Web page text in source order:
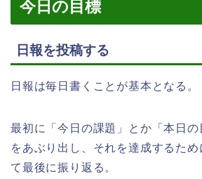
今日の目標
日報を投稿する
日報は毎日書くことが基本となる。
最初に「今日の課題」とか「本日
をあぶり出し、それを達成するた
て最後に振り返る。